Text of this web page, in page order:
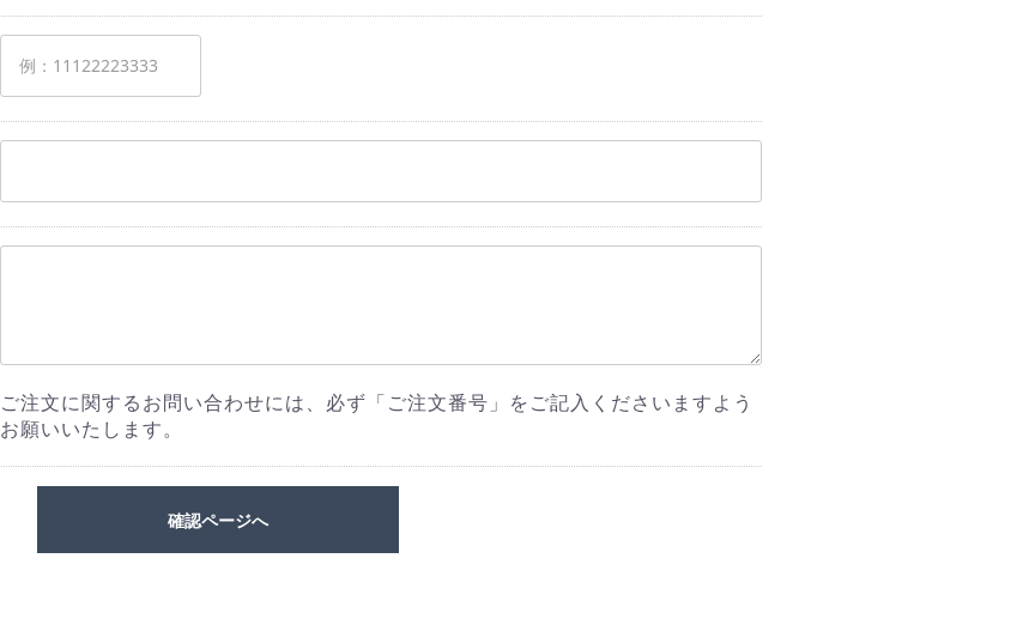
ご注文に関するお問い合わせには、必ず「ご注文番号」をご記入くださいますよう
お願いいたします。
確認ページへ